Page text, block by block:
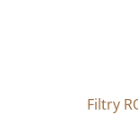
Filtry